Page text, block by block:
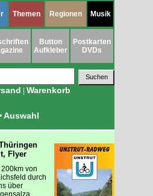
Themen Regionen Musik
Button
Aufkleber
Postkarten
DVDs
| Warenkorb
Auswahl
Flyer
von
durch
über